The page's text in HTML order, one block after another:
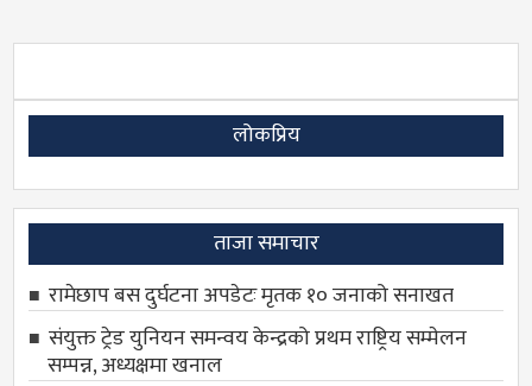
लोकप्रिय
ताजा समाचार
रामेछाप बस दुर्घटना अपडेटः मृतक १० जनाको सनाखत
संयुक्त ट्रेड युनियन समन्वय केन्द्रको प्रथम राष्ट्रिय सम्मेलन
सम्पन्न, अध्यक्षमा खनाल